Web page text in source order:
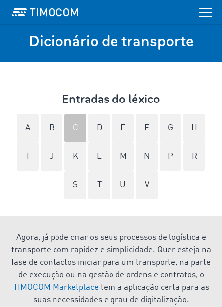
Dicionário de transporte
Entradas do léxico
A B C D E F G H
J K L M N P R
S U V
Agora, já pode criar os seus processos de logística e
transporte com rapidez e simplicidade. Quer esteja na
fase de contactos iniciar para um transporte, na parte
de execução ou na gestão de ordens e contratos, o
TIMOCOM Marketplace tem a aplicação certa para as
suas necessidades e grau de digitalização.